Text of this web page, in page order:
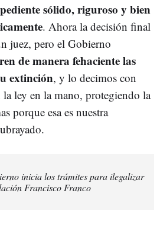
sólido, riguroso y bien
. Ahora la decisión final
juez, pero el Gobierno
de manera fehaciente las
extinción, y lo decimos con
la ley en la mano, protegiendo la
porque esa es nuestra
inicia los trámites para ilegalizar
Francisco Franco